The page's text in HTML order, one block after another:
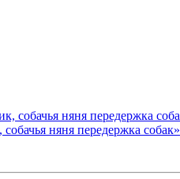
няня передержка собак»